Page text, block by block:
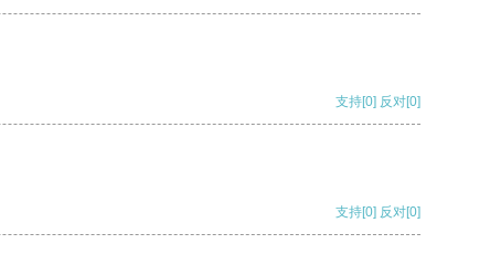
支持[0] 反对[0]
支持[0] 反对[0]